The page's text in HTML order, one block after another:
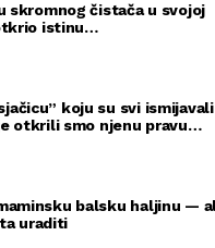
skromnog čistača u svojoj
istinu…
koju su svi ismijavali
otkrili smo njenu pravu
balsku haljinu —
uraditi